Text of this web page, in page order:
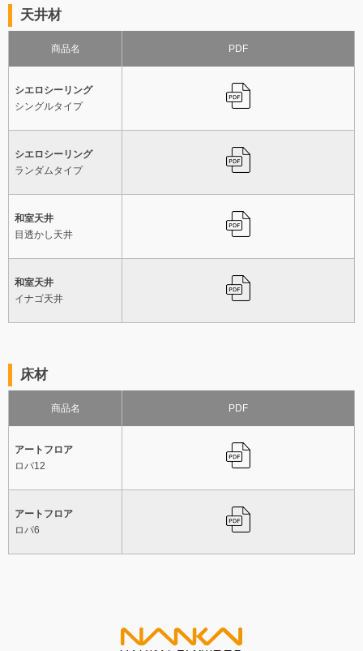
天井材
商品名 PDF
シエロシーリング
シングルタイプ
シエロシーリング
ランダムタイプ
和室天井
目透かし天井
和室天井
イナゴ天井
床材
商品名 PDF
アートフロア
ロパ12
アートフロア
ロパ6